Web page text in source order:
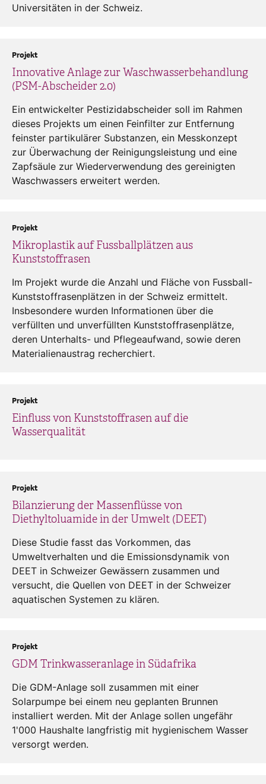
Universitäten in der Schweiz.
Innovative Anlage zur Waschwasserbehandlung
(PSM-Abscheider 2.0)
Projekt
Ein entwickelter Pestizidabscheider soll im Rahmen
dieses Projekts um einen Feinfilter zur Entfernung
feinster partikulärer Substanzen, ein Messkonzept
zur Überwachung der Reinigungsleistung und eine
Zapfsäule zur Wiederverwendung des gereinigten
Waschwassers erweitert werden.
Mikroplastik auf Fussballplätzen aus
Kunststoffrasen
Projekt
Im Projekt wurde die Anzahl und Fläche von Fussball-
Kunststoffrasenplätzen in der Schweiz ermittelt.
Insbesondere wurden Informationen über die
verfüllten und unverfüllten Kunststoffrasenplätze,
deren Unterhalts- und Pflegeaufwand, sowie deren
Materialienaustrag recherchiert.
Einfluss von Kunststoffrasen auf die
Wasserqualität
Projekt
Bilanzierung der Massenflüsse von
Diethyltoluamide in der Umwelt (DEET)
Projekt
Diese Studie fasst das Vorkommen, das
Umweltverhalten und die Emissionsdynamik von
DEET in Schweizer Gewässern zusammen und
versucht, die Quellen von DEET in der Schweizer
aquatischen Systemen zu klären.
GDM Trinkwasseranlage in Südafrika
Projekt
Die GDM-Anlage soll zusammen mit einer
Solarpumpe bei einem neu geplanten Brunnen
installiert werden. Mit der Anlage sollen ungefähr
1'000 Haushalte langfristig mit hygienischem Wasser
versorgt werden.